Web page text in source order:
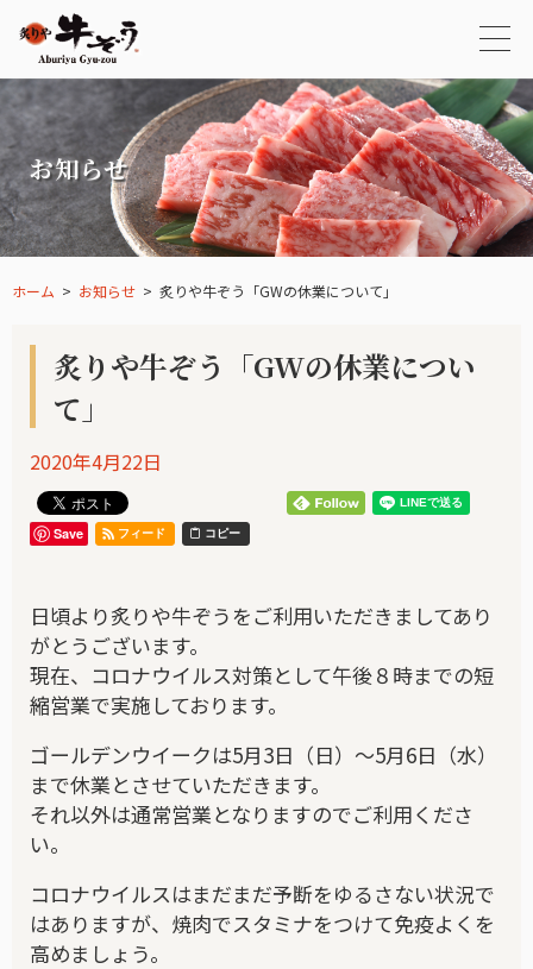
お知らせ
ホーム お知らせ 炙りや牛ぞう「GWの休業について」
炙りや牛ぞう「GWの休業につい
て」
2020年4月22日
Save フィード コピー
日頃より炙りや牛ぞうをご利用いただきましてあり
がとうございます。
現在、コロナウイルス対策として午後８時までの短
縮営業で実施しております。
ゴールデンウイークは5月3日（日）〜5月6日（水）
まで休業とさせていただきます。
それ以外は通常営業となりますのでご利用くださ
い。
コロナウイルスはまだまだ予断をゆるさない状況で
はありますが、焼肉でスタミナをつけて免疫よくを
高めましょう。